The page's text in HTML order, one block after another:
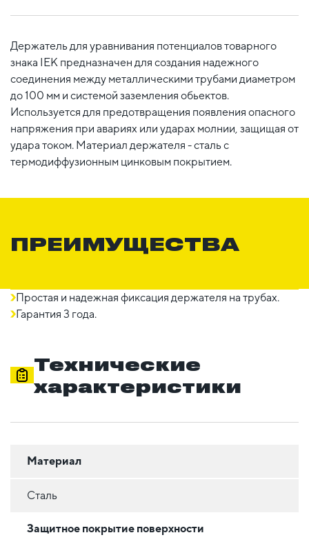
Держатель для уравнивания потенциалов товарного
знака IEK предназначен для создания надежного
соединения между металлическими трубами диаметром
до 100 мм и системой заземления обьектов.
Используется для предотвращения появления опасного
напряжения при авариях или ударах молнии, защищая от
удара током. Материал держателя - сталь с
термодиффузионным цинковым покрытием.
ПРЕИМУЩЕСТВА
Простая и надежная фиксация держателя на трубах.
Гарантия 3 года.
Технические
характеристики
Материал
Сталь
Защитное покрытие поверхности